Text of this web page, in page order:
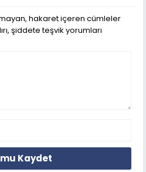
hakaret içeren cümleler
şiddete teşvik yorumları
Kaydet